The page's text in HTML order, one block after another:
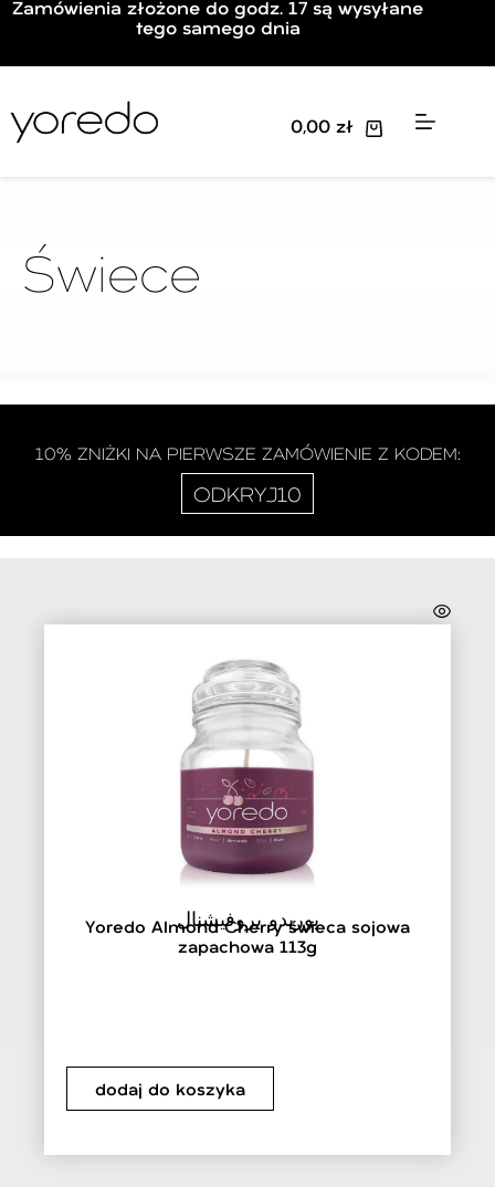
Zamówienia złożone do godz. 17 są wysyłane
tego samego dnia
0,00zł
Świece
10% ZNIŻKI NA PIERWSZE ZAMÓWIENIE Z KODEM:
ODKRYJ10
يوريدو بروفيشنال
Yoredo Almond Cherry świeca sojowa
zapachowa 113g
dodaj do koszyka